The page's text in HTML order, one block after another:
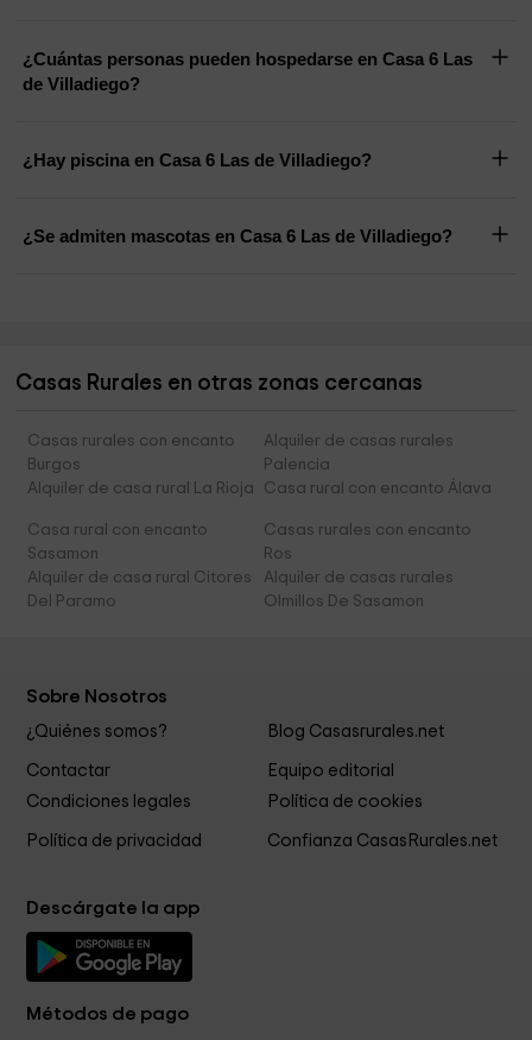
¿Cuántas personas pueden hospedarse en Casa 6 Las
de Villadiego?
¿Hay piscina en Casa 6 Las de Villadiego?
¿Se admiten mascotas en Casa 6 Las de Villadiego?
Casas Rurales en otras zonas cercanas
Casas rurales con encanto
Burgos
Alquiler de casas rurales
Palencia
Alquiler de casa rural La Rioja
Casa rural con encanto Álava
Casa rural con encanto
Sasamon
Casas rurales con encanto
Ros
Alquiler de casa rural Citores
Del Paramo
Alquiler de casas rurales
Olmillos De Sasamon
Sobre Nosotros
¿Quiénes somos? Blog Casasrurales.net
Contactar
Equipo editorial
Condiciones legales
Política de cookies
Política de privacidad Confianza CasasRurales.net
Descárgate la app
Métodos de pago